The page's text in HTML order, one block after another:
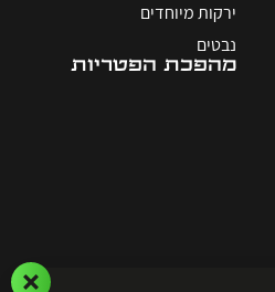
ירקות מיוחדים
נבטים
מהפכת הפטריות